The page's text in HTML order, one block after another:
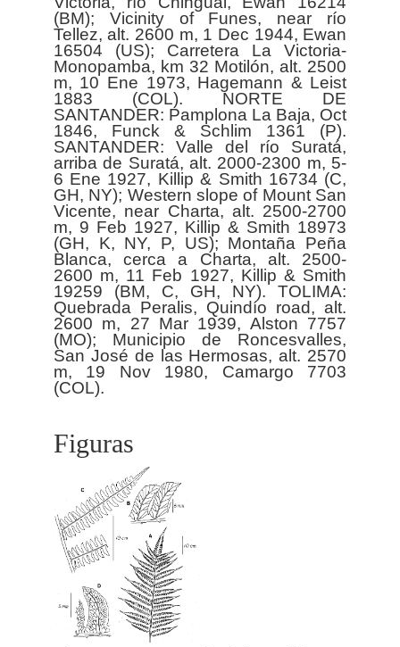
(BM); Vicinity of Funes, near río
Tellez, alt. 2600 m, 1 Dec 1944, Ewan
16504 (US); Carretera La Victoria-
Monopamba, km 32 Motilón, alt. 2500
m, 10 Ene 1973, Hagemann & Leist
1883 (COL). NORTE DE
SANTANDER: Pamplona La Baja, Oct
1846, Funck & Schlim 1361 (P).
SANTANDER: Valle del río Suratá,
arriba de Suratá, alt. 2000-2300 m, 5-
6 Ene 1927, Killip & Smith 16734 (C,
GH, NY); Western slope of Mount San
Vicente, near Charta, alt. 2500-2700
m, 9 Feb 1927, Killip & Smith 18973
(GH, K, NY, P, US); Montaña Peña
Blanca, cerca a Charta, alt. 2500-
2600 m, 11 Feb 1927, Killip & Smith
19259 (BM, C, GH, NY). TOLIMA:
Quebrada Peralis, Quindío road, alt.
2600 m, 27 Mar 1939, Alston 7757
(MO); Municipio de Roncesvalles,
San José de las Hermosas, alt. 2570
m, 19 Nov 1980, Camargo 7703
Figuras